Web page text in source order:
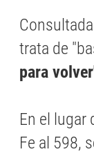
trata de
para
En el lugar
Fe al 598,